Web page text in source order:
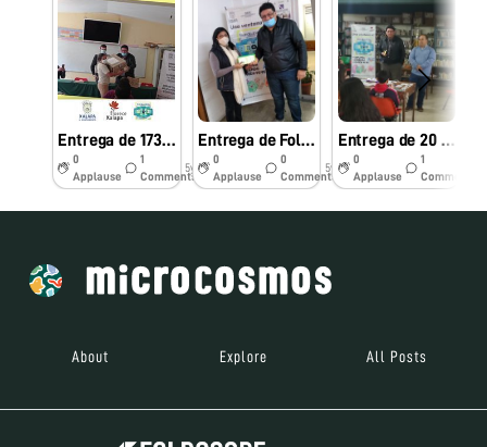
Entrega de 173 Foldscope kits a escuela secundaria “Lázaro Cárdenas del Rio” en Xalapa MEXICO
0
Applause
1
Comments
5y
Entrega de Foldscope Kit’s a maestros de educación primaria, secundaria y bachillerato, en Xalapa, México
0
Applause
0
Comments
5y
Entrega de 20 Foldscope Kits a alumnos de la secundaria “Experimental”, Xalapa MEXICO
0
Applause
1
Comments
About Explore All Posts